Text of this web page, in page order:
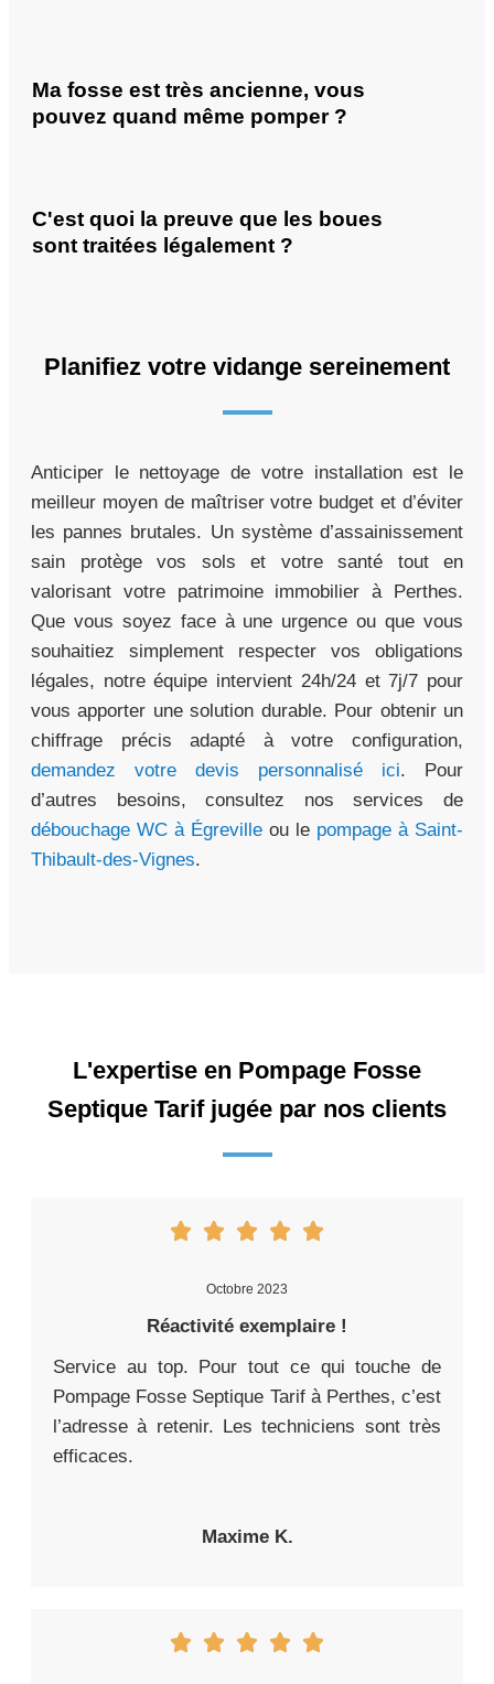
Ma fosse est très ancienne, vous
pouvez quand même pomper ?
C'est quoi la preuve que les boues
sont traitées légalement ?
Planifiez votre vidange sereinement
Anticiper le nettoyage de votre installation est le
meilleur moyen de maîtriser votre budget et d’éviter
les pannes brutales. Un système d’assainissement
sain protège vos sols et votre santé tout en
valorisant votre patrimoine immobilier à Perthes.
Que vous soyez face à une urgence ou que vous
souhaitiez simplement respecter vos obligations
légales, notre équipe intervient 24h/24 et 7j/7 pour
vous apporter une solution durable. Pour obtenir un
chiffrage précis adapté à votre configuration,
demandez votre devis personnalisé ici. Pour
d’autres besoins, consultez nos services de
débouchage WC à Égreville ou le pompage à Saint-
Thibault-des-Vignes.
L'expertise en Pompage Fosse
Septique Tarif jugée par nos clients
Octobre 2023
Réactivité exemplaire !
Service au top. Pour tout ce qui touche de
Pompage Fosse Septique Tarif à Perthes, c’est
l’adresse à retenir. Les techniciens sont très
efficaces.
Maxime K.